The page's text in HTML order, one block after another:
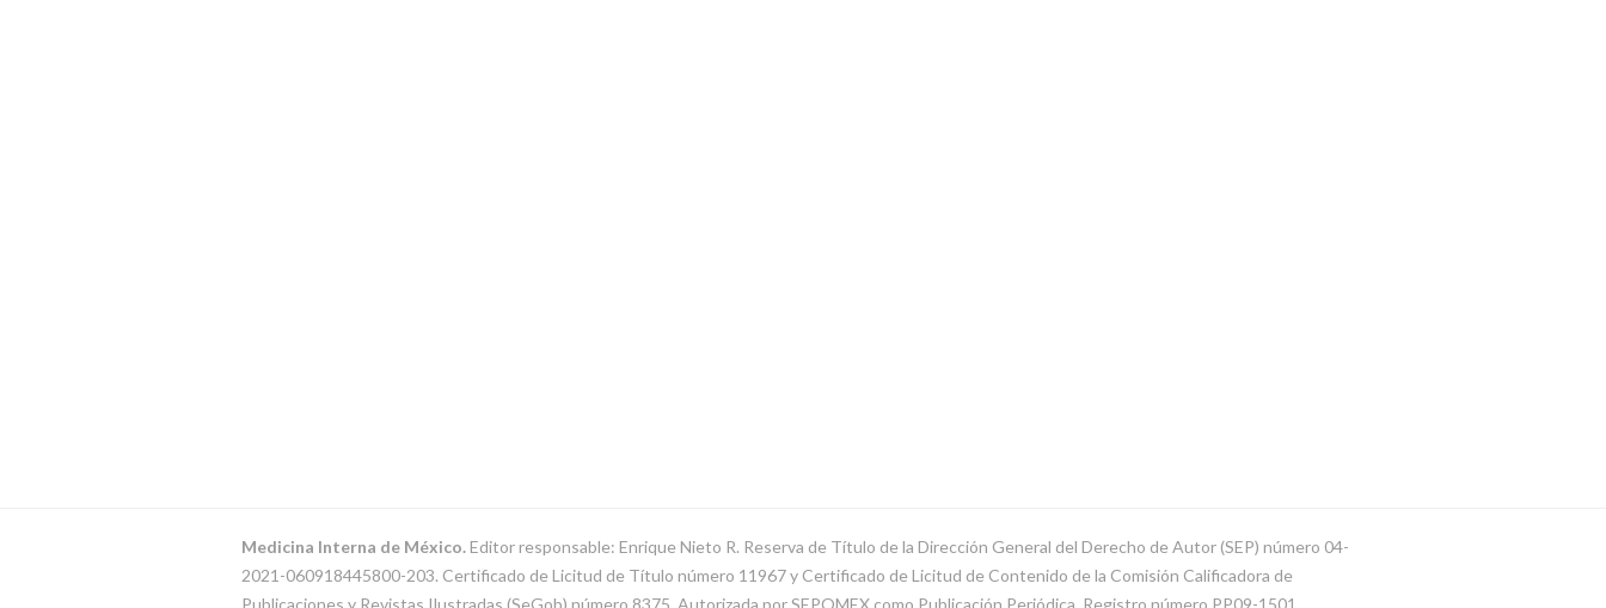
Medicina Interna de México.Editor responsable: Enrique Nieto R. Reserva de Título de la Dirección General del Derecho de Autor (SEP) número 04-
2021-060918445800-203. Certificado de Licitud de Título número 11967 y Certificado de Licitud de Contenido de la Comisión Calificadora de
Publicaciones y Revistas Ilustradas (SeGob) número 8375. Autorizada por SEPOMEX como Publicación Periódica. Registro número PP09-1501.